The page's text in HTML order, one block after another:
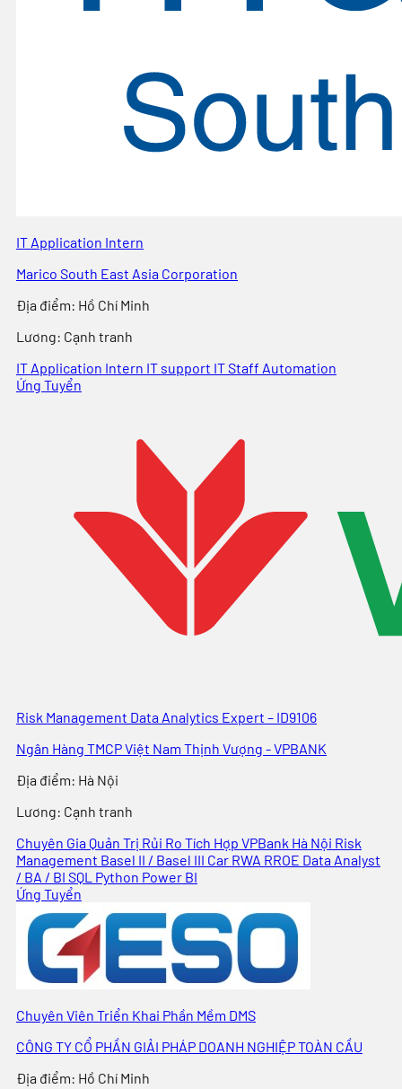
IT Application Intern
Marico South East Asia Corporation
Địa điểm: Hồ Chí Minh
Lương: Cạnh tranh
IT Application Intern IT support IT Staff Automation
Ứng Tuyển
Risk Management Data Analytics Expert – ID9106
Ngân Hàng TMCP Việt Nam Thịnh Vượng - VPBANK
Địa điểm: Hà Nội
Lương: Cạnh tranh
Chuyên Gia Quản Trị Rủi Ro Tích Hợp VPBank Hà Nội Risk
Management Basel II / Basel III Car RWA RROE Data Analyst
/ BA / BI SQL Python Power BI
Ứng Tuyển
Chuyên Viên Triển Khai Phần Mềm DMS
CÔNG TY CỔ PHẦN GIẢI PHÁP DOANH NGHIỆP TOÀN CẦU
Địa điểm: Hồ Chí Minh